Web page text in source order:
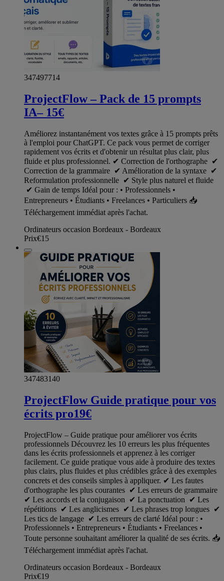
347497714
ProjectFlow – Pack de 15 prompts
IA– 15€
Améliorez instantanément vos textes grâce à 15 prompts prêts
à l'emploi pour ChatGPT. Ce pack vous permet de corriger
rapidement vos écrits et d'obtenir un résultat plus clair, plus
fluide et plus professionnel. ✔ Correction de l'orthographe ✔
Correction de la grammaire ✔ Amélioration de la syntaxe ✔
Reformulation professionnelle ✔ Style plus naturel et fluide
✔ Gain de temps Idéal pour : • Professionnels •
Entrepreneurs • Étudiants • Freelances • Particuliers 📥
Téléchargement immédiat après l'achat.
Ordinateurs occasion Bordeaux - Bordeaux
Prix€15
347483140
ProjectFlow Guide pratique pour vos
écrits pro19€
ProjectFlow – Guide pratique pour améliorer vos écrits
professionnels Découvrez les 10 erreurs les plus fréquentes
dans les écrits professionnels et apprenez à les corriger
facilement. Ce guide pratique vous aide à produire des textes
plus clairs, plus fluides et plus crédibles grâce à des exemples
concrets et des conseils simples à appliquer. ✔ Les fautes
d'orthographe les plus courantes ✔ Les erreurs de grammaire
✔ Les accords et la conjugaison ✔ La ponctuation ✔ Les
répétitions ✔ Les anglicismes ✔ Les phrases trop longues ✔
Les tics de langage ✔ Les erreurs de clarté Idéal pour : •
Professionnels • Entrepreneurs • Étudiants • Freelances •
Toute personne souhaitant améliorer la qualité de ses écrits. 📥
Téléchargement immédiat après l'achat.
Ordinateurs occasion Bordeaux - Bordeaux
Prix€19